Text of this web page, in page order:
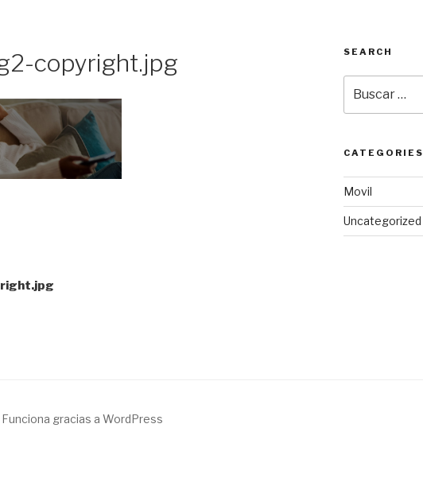
copyright.jpg SEARCH
por:
CATEGORIES
Movil
Uncategorized
Funciona gracias a WordPress